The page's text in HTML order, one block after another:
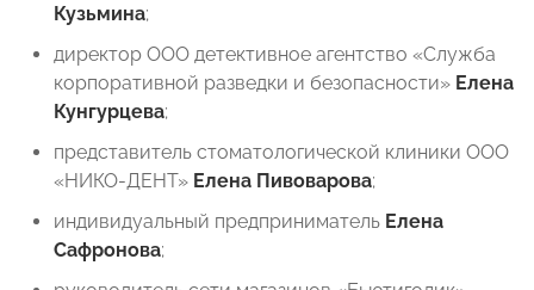
Кузьмина;
директор ООО детективное агентство «Служба
корпоративной разведки и безопасности» Елена
Кунгурцева;
представитель стоматологической клиники ООО
«НИКО-ДЕНТ» Елена Пивоварова;
индивидуальный предприниматель Елена
Сафронова;